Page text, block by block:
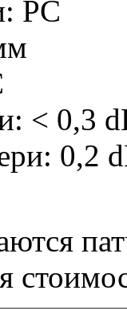
PC
< 0,3
0,2